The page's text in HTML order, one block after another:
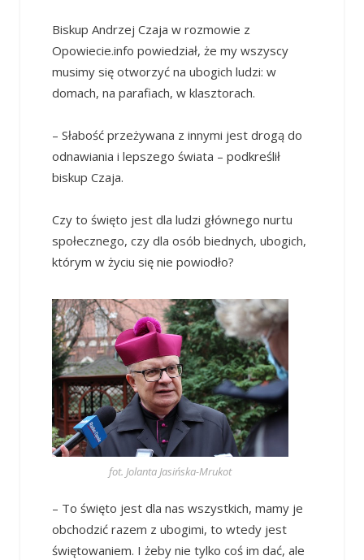
Biskup Andrzej Czaja w rozmowie z
Opowiecie.info powiedział, że my wszyscy
musimy się otworzyć na ubogich ludzi: w
domach, na parafiach, w klasztorach.
– Słabość przeżywana z innymi jest drogą do
odnawiania i lepszego świata – podkreślił
biskup Czaja.
Czy to święto jest dla ludzi głównego nurtu
społecznego, czy dla osób biednych, ubogich,
którym w życiu się nie powiodło?
fot. Jolanta Jasińska-Mrukot
– To święto jest dla nas wszystkich, mamy je
obchodzić razem z ubogimi, to wtedy jest
świętowaniem. I żeby nie tylko coś im dać, ale